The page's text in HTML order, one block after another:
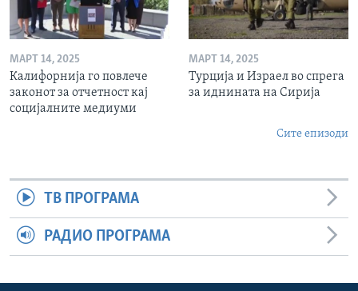
МАРТ 14, 2025
Калифорнија го повлече
законот за отчетност кај
социјалните медиуми
МАРТ 14, 2025
Турција и Израел во спрега
за иднината на Сирија
Сите епизоди
ТВ ПРОГРАМА
РАДИО ПРОГРАМА